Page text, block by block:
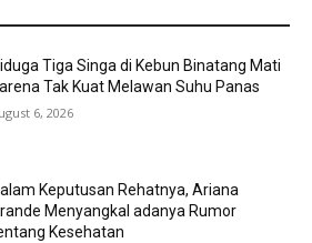
Tiga Singa di Kebun Binatang Mati
Tak Kuat Melawan Suhu Panas
6, 2026
Keputusan Rehatnya, Ariana
Menyangkal adanya Rumor
Kesehatan